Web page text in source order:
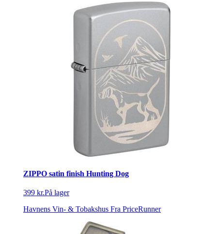
ZIPPO satin finish Hunting Dog
399 kr.På lager
Havnens Vin- & Tobakshus Fra PriceRunner